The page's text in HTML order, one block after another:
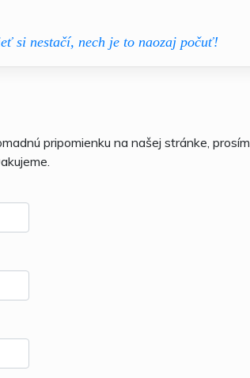
si nestačí, nech je to naozaj počuť!
pripomienku na našej stránke, prosím